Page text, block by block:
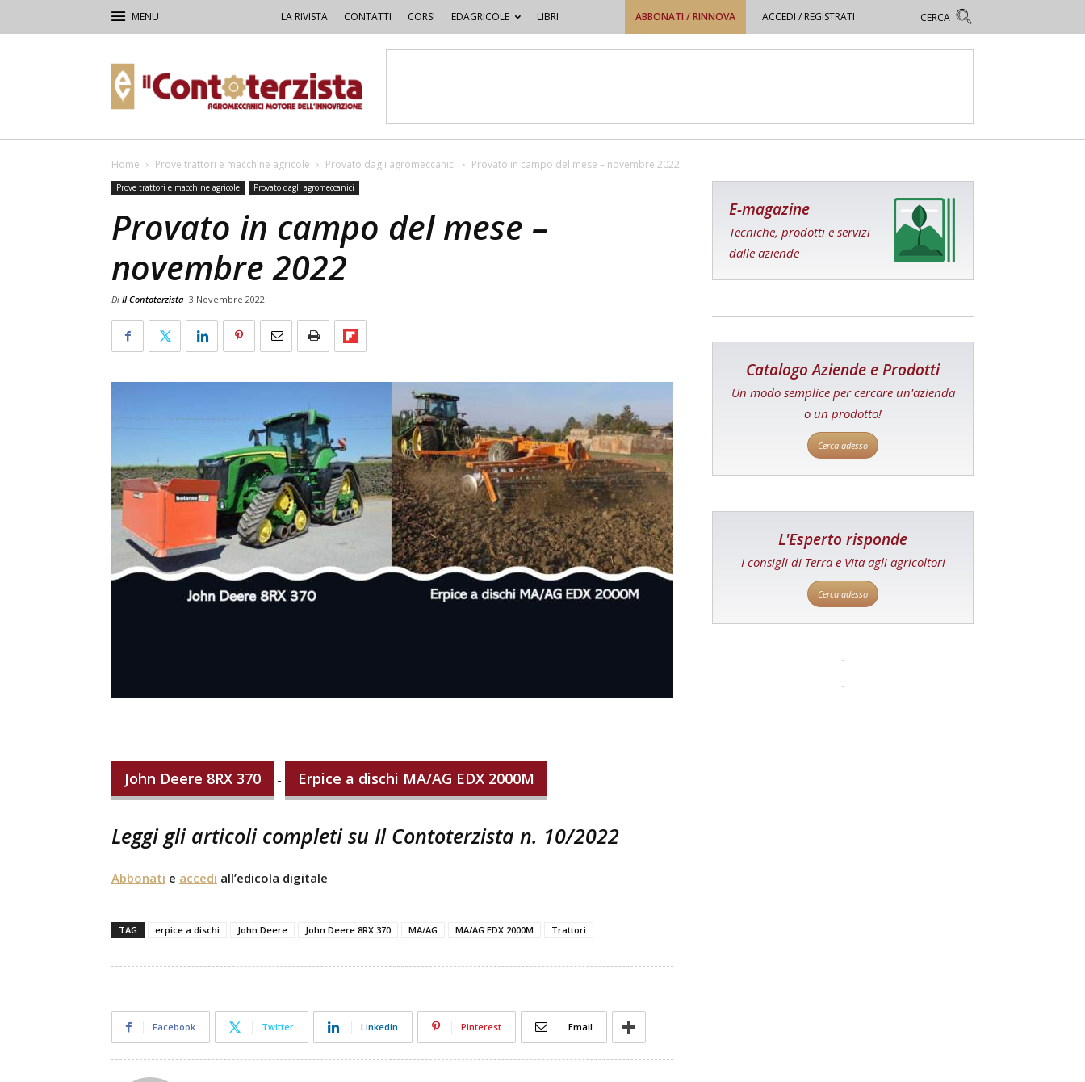
LA RIVISTA CONTATTI CORSI EDAGRICOLE LIBRI ABBONATI / RINNOVA ACCEDI / REGISTRATI
Contoterzista
Home Prove trattori e macchine agricole Provato dagli agromeccanici Provato in campo del mese – novembre 2022
Prove trattori e macchine agricole Provato dagli agromeccanici
Provato in campo del mese –
novembre 2022
Di Il Contoterzista 3 Novembre 2022
John Deere 8RX 370 - Erpice a dischi MA/AG EDX 2000M
Leggi gli articoli completi su Il Contoterzista n. 10/2022
Abbonati e accedi all’edicola digitale
TAG erpice a dischi John Deere John Deere 8RX 370 MA/AG MA/AG EDX 2000M Trattori
Facebook Twitter Linkedin Pinterest Email
E-magazine
Tecniche, prodotti e servizi
dalle aziende
Catalogo Aziende e Prodotti
Un modo semplice per cercare un'azienda
o un prodotto!
Cerca adesso
L'Esperto risponde
I consigli di Terra e Vita agli agricoltori
Cerca adesso